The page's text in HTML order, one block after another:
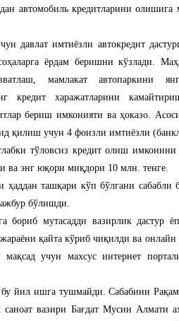
автомобиль кредитларини олишига
давлат имтиёзли автокредит
ёрдам беришни кўзлади.
мамлакат автопаркини
кредит харажатларини
бериш имконияти ва ҳоказо.
қилиш учун 4 фоизли имтиёзли
тўловсиз кредит олиш
ва энг юқори миқдори 10 млн. тенге.
ҳаддан ташқари кўп бўлгани сабабли
бўлишди.
бориб мутасадди вазирлик дастур
қайта кўриб чиқилди ва онлайн
учун махсус интернет
йил ишга тушмайди. Сабабини
саноат вазири Бағдат Мусин Алмати